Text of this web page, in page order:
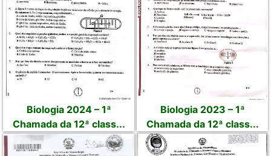
Biologia 2024 – 1ª
Chamada da 12ª class...
Biologia 2023 – 1ª
Chamada da 12ª class...